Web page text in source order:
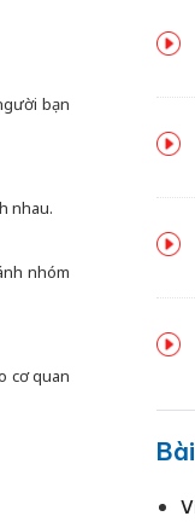
bạn
nhau.
nhóm
cơ quan